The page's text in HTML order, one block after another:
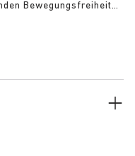
Bewegungsfreiheit
glatte,
Haut angenehm weich